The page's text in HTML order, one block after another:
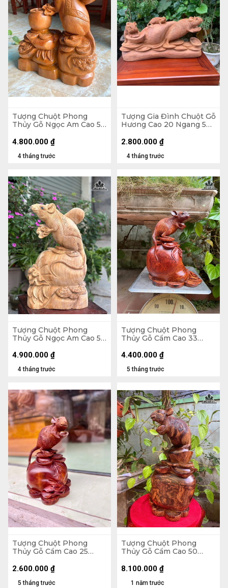
Tượng Chuột Phong
Thủy Gỗ Ngọc Am Cao 51
11kg
4 tháng trước
4.800.000 ₫
Tượng Gia Đình Chuột Gỗ
Hương Cao 20 Ngang 50
4 tháng trước
2.800.000 ₫
Tượng Chuột Phong
Thủy Gỗ Ngọc Am Cao 50
4 tháng trước
4.900.000 ₫
Tượng Chuột Phong
Thủy Gỗ Cẩm Cao 33
5 tháng trước
4.400.000 ₫
Tượng Chuột Phong
Thủy Gỗ Cẩm Cao 25
5 tháng trước
2.600.000 ₫
Tượng Chuột Phong
Thủy Gỗ Cẩm Cao 50
1 năm trước
8.100.000 ₫